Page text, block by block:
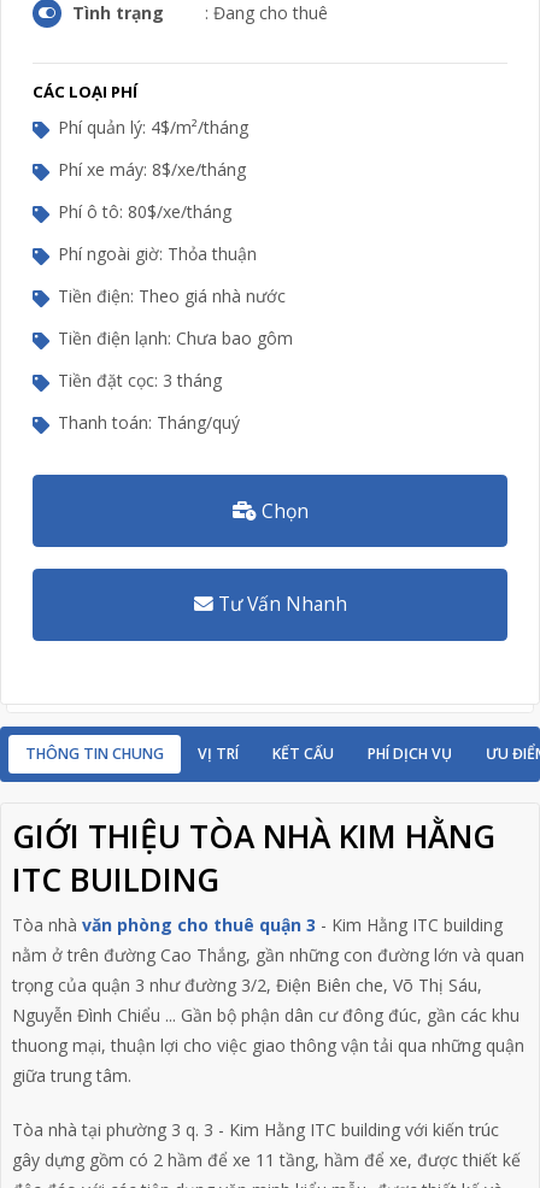
Tình trạng : Đang cho thuê
CÁC LOẠI PHÍ
Phí quản lý: 4$/m²/tháng
Phí xe máy: 8$/xe/tháng
Phí ô tô: 80$/xe/tháng
Phí ngoài giờ: Thỏa thuận
Tiền điện: Theo giá nhà nước
Tiền điện lạnh: Chưa bao gôm
Tiền đặt cọc: 3 tháng
Thanh toán: Tháng/quý
Chọn
Tư Vấn Nhanh
THÔNG TIN CHUNG VỊ TRÍ KẾT CẤU PHÍ DỊCH VỤ ƯU
GIỚI THIỆU TÒA NHÀ KIM HẰNG
ITC BUILDING
Tòa nhà văn phòng cho thuê quận 3 - Kim Hằng ITC building
nằm ở trên đường Cao Thắng, gần những con đường lớn và quan
trọng của quận 3 như đường 3/2, Điện Biên che, Võ Thị Sáu,
Nguyễn Đình Chiểu ... Gần bộ phận dân cư đông đúc, gần các khu
thuong mại, thuận lợi cho việc giao thông vận tải qua những quận
giữa trung tâm.
Tòa nhà tại phường 3 q. 3 - Kim Hằng ITC building với kiến trúc
gây dựng gồm có 2 hầm để xe 11 tầng, hầm để xe, được thiết kế